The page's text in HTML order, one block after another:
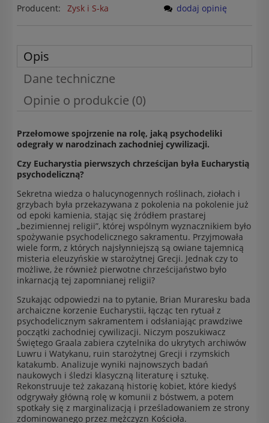
Producent:
Zysk i S-ka
dodaj opinię
Opis
Dane techniczne
Opinie o produkcie (0)
Przełomowe spojrzenie na rolę, jaką psychodeliki
odegrały w narodzinach zachodniej cywilizacji.
Czy Eucharystia pierwszych chrześcijan była Eucharystią
psychodeliczną?
Sekretna wiedza o halucynogennych roślinach, ziołach i
grzybach była przekazywana z pokolenia na pokolenie już
od epoki kamienia, stając się źródłem prastarej
„bezimiennej religii”, której wspólnym wyznacznikiem było
spożywanie psychodelicznego sakramentu. Przyjmowała
wiele form, z których najsłynniejszą są owiane tajemnicą
misteria eleuzyńskie w starożytnej Grecji. Jednak czy to
możliwe, że również pierwotne chrześcijaństwo było
inkarnacją tej zapomnianej religii?
Szukając odpowiedzi na to pytanie, Brian Muraresku bada
archaiczne korzenie Eucharystii, łącząc ten rytuał z
psychodelicznym sakramentem i odsłaniając prawdziwe
początki zachodniej cywilizacji. Niczym poszukiwacz
Świętego Graala zabiera czytelnika do ukrytych archiwów
Luwru i Watykanu, ruin starożytnej Grecji i rzymskich
katakumb. Analizuje wyniki najnowszych badań
naukowych i śledzi klasyczną literaturę i sztukę.
Rekonstruuje też zakazaną historię kobiet, które kiedyś
odgrywały główną rolę w komunii z bóstwem, a potem
spotkały się z marginalizacją i prześladowaniem ze strony
zdominowanego przez mężczyzn Kościoła.